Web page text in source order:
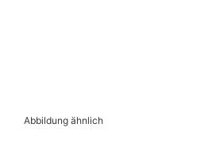
Abbildung ähnlich